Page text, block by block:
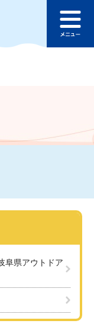
ュ
阜県アウトドア